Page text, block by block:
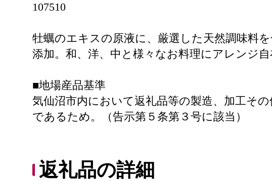
107510
牡蠣のエキスの原液に、厳選した天然調味料
添加。和、洋、中と様々なお料理にアレンジ自
■地場産品基準
気仙沼市内において返礼品等の製造、加工そ
であるため。（告示第５条第３号に該当）
返礼品の詳細